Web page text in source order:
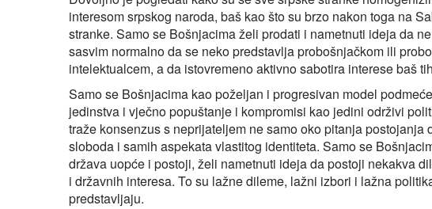
interesom srpskog naroda, baš kao što su brzo nakon toga na
stranke. Samo se Bošnjacima želi prodati i nametnuti ideja da
sasvim normalno da se neko predstavlja probošnjačkom ili
intelektualcem, a da istovremeno aktivno sabotira interese baš
Samo se Bošnjacima kao poželjan i progresivan model
jedinstva i vječno popuštanje i kompromisi kao jedini održivi
traže konsenzus s neprijateljem ne samo oko pitanja postojanja
sloboda i samih aspekata vlastitog identiteta. Samo se
država uopće i postoji, želi nametnuti ideja da postoji nekakva
i državnih interesa. To su lažne dileme, lažni izbori i lažna
predstavljaju.